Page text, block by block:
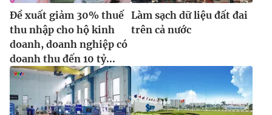
Đề xuất giảm 30% thuế
thu nhập cho hộ kinh
doanh, doanh nghiệp có
doanh thu đến 10 tỷ...
Làm sạch dữ liệu đất đai
trên cả nước